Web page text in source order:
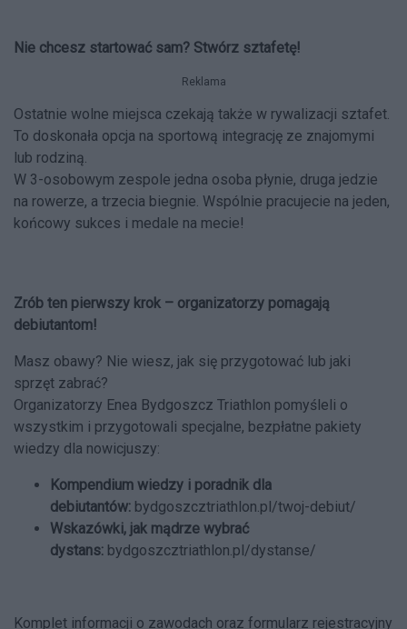
Nie chcesz startować sam? Stwórz sztafetę!
Reklama
Ostatnie wolne miejsca czekają także w rywalizacji sztafet.
To doskonała opcja na sportową integrację ze znajomymi
lub rodziną.
W 3-osobowym zespole jedna osoba płynie, druga jedzie
na rowerze, a trzecia biegnie. Wspólnie pracujecie na jeden,
końcowy sukces i medale na mecie!
Zrób ten pierwszy krok – organizatorzy pomagają
debiutantom!
Masz obawy? Nie wiesz, jak się przygotować lub jaki
sprzęt zabrać?
Organizatorzy Enea Bydgoszcz Triathlon pomyśleli o
wszystkim i przygotowali specjalne, bezpłatne pakiety
wiedzy dla nowicjuszy:
Kompendium wiedzy i poradnik dla
debiutantów: bydgoszcztriathlon.pl/twoj-debiut/
Wskazówki, jak mądrze wybrać
dystans: bydgoszcztriathlon.pl/dystanse/
Komplet informacji o zawodach oraz formularz rejestracyjny